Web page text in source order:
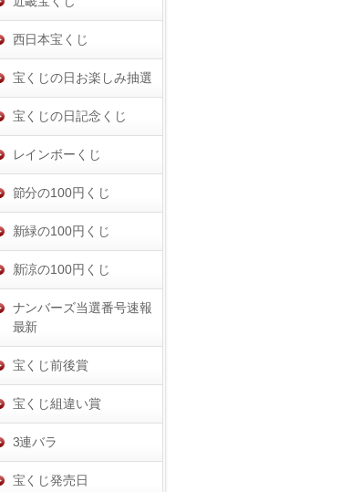
西日本宝くじ
宝くじの日お楽しみ抽選
宝くじの日記念くじ
レインボーくじ
節分の100円くじ
新緑の100円くじ
新涼の100円くじ
ナンバーズ当選番号速報
最新
宝くじ前後賞
宝くじ組違い賞
3連バラ
宝くじ発売日